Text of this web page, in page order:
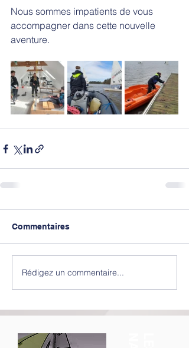
Nous sommes impatients de vous
accompagner dans cette nouvelle
aventure.
Commentaires
Rédigez un commentaire...